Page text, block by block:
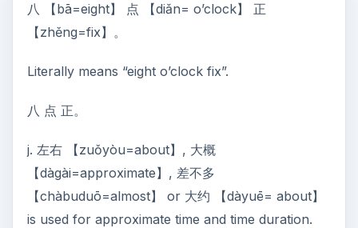
八 【bā=eight】 点 【diǎn= o’clock】 正
【zhěng=fix】。
Literally means “eight o’clock fix”.
八 点 正。
j. 左右 【zuǒyòu=about】, 大概
【dàgài=approximate】, 差不多
【chàbuduō=almost】 or 大约 【dàyuē= about】
is used for approximate time and time duration.